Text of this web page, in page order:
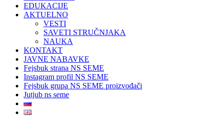
EDUKACIJE
AKTUELNO
VESTI
SAVETI STRUČNJAKA
NAUKA
KONTAKT
JAVNE NABAVKE
Fejsbuk strana NS SEME
Instagram profil NS SEME
Fejsbuk grupa NS SEME proizvođači
Jutjub ns seme